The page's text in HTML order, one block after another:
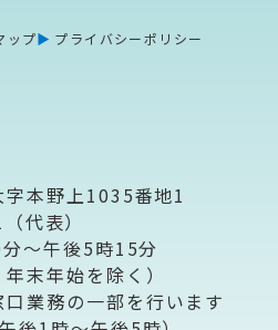
ップ プライバシーポリシー
本野上1035番地1
代表）
～午後5時15分
末年始を除く）
業務の一部を行います